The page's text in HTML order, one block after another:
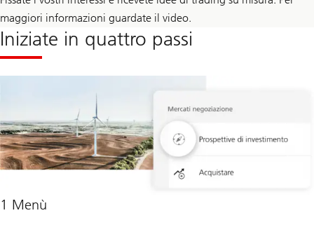
maggiori informazioni guardate il video.
Iniziate in quattro passi
1 Menù